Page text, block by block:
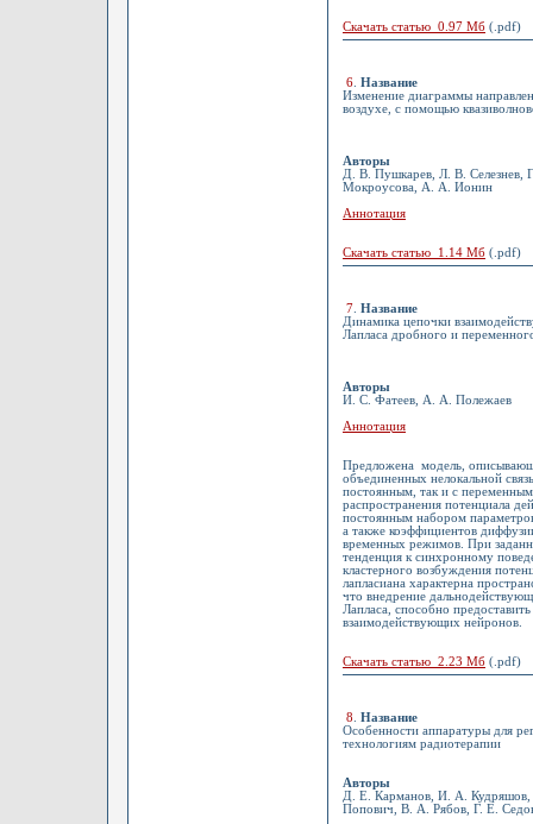
Скачать статью 0.97 Мб (.pdf)
6 Название
Изменение диаграммы
воздухе, с помощью
Авторы
Д. В. Пушкарев, Л. В. Селезнев,
Мокроусова, А. А. Ионин
Аннотация
Скачать статью 1.14 Мб (.pdf)
7 Название
Динамика цепочки
Лапласа дробного и
Авторы
И. С. Фатеев, А. А. Полежаев
Аннотация
Предложена модель,
объединенных нелокальной
постоянным, так и с переменным
распространения потенциала
постоянным набором
а также коэффициентов
временных режимов. При
тенденция к синхронному
кластерного возбуждения
лапласиана характерна
что внедрение
Лапласа, способно
взаимодействующих нейронов.
Скачать статью 2.23 Мб (.pdf)
8
Название
Особенности аппаратуры для
технологиям радиотерапии
Авторы
Д. Е. Карманов, И. А.
Попович, В. А. Рябов, Г. Е.